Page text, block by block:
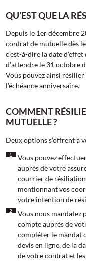
QU’EST QUE LA
Depuis le 1er décembre
contrat de mutuelle dès
c’est-à-dire la date
d’attendre le 31 octobre
Vous pouvez ainsi
l’échéance anniversaire.
COMMENT
MUTUELLE ?
Deux options s’offrent à
Vous pouvez
auprès de votre
courrier de résiliation
mentionnant vos
votre intention de
Vous nous mandatez
compte auprès de
compléter le mandat
devis en ligne, de la
de votre contrat et